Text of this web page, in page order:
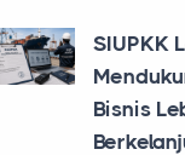
SIUPKK
Bisnis